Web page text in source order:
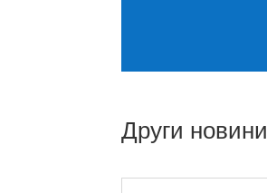
Други новини